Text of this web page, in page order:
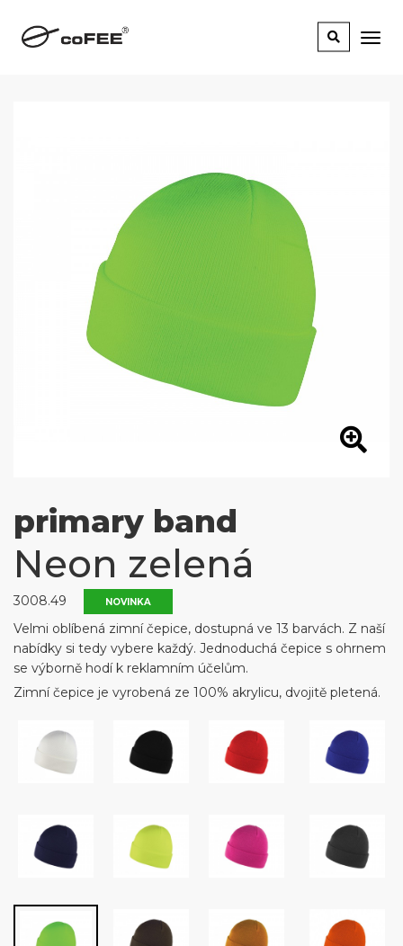
primary band
Neon zelená
3008.49 NOVINKA
Velmi oblíbená zimní čepice, dostupná ve 13 barvách. Z naší
nabídky si tedy vybere každý. Jednoduchá čepice s ohrnem
se výborně hodí k reklamním účelům.
Zimní čepice je vyrobená ze 100% akrylicu, dvojitě pletená.